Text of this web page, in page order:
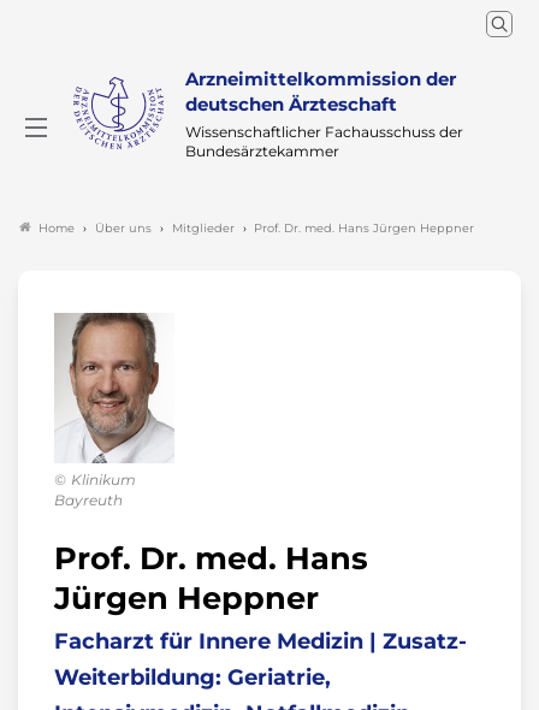
Arzneimittelkommission der
deutschen Ärzteschaft
Wissenschaftlicher Fachausschuss der
Bundesärztekammer
Home Über uns Mitglieder Prof. Dr. med. Hans Jürgen Heppner
Prof. Dr. med. Hans
Jürgen Heppner
Facharzt für Innere Medizin | Zusatz-
Weiterbildung: Geriatrie,
Klinikum
Bayreuth